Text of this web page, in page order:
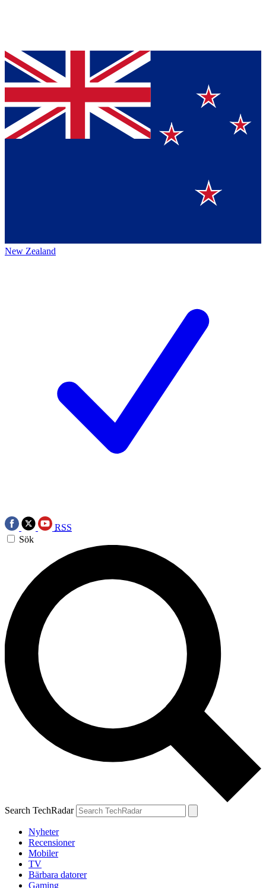
New Zealand
RSS
Sök
Search TechRadar
Nyheter
Recensioner
Mobiler
TV
Bärbara datorer
Gaming